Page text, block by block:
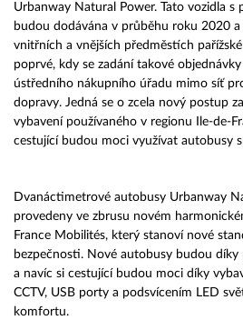
Urbanway Natural Power. Tato vozidla s
budou dodávána v průběhu roku 2020
vnitřních a vnějších předměstích
poprvé, kdy se zadání takové
ústředního nákupního úřadu mimo síť
dopravy. Jedná se o zcela nový postup
vybavení používaného v regionu Ile-de-
cestující budou moci využívat autobusy
Dvanáctimetrové autobusy Urbanway
provedeny ve zbrusu novém
France Mobilités, který stanoví nové
bezpečnosti. Nové autobusy budou
a navíc si cestující budou moci díky
CCTV, USB porty a podsvícením LED
komfortu.